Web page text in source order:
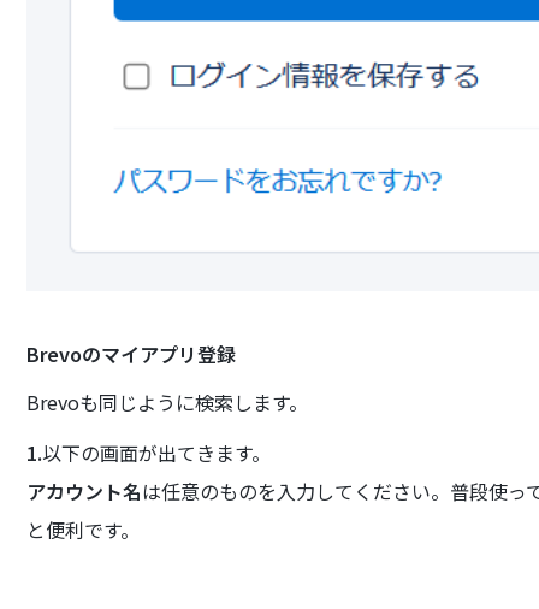
Brevoのマイアプリ登録
Brevoも同じように検索します。
1.以下の画面が出てきます。
アカウント名は任意のものを入力してください。普段使
と便利です。